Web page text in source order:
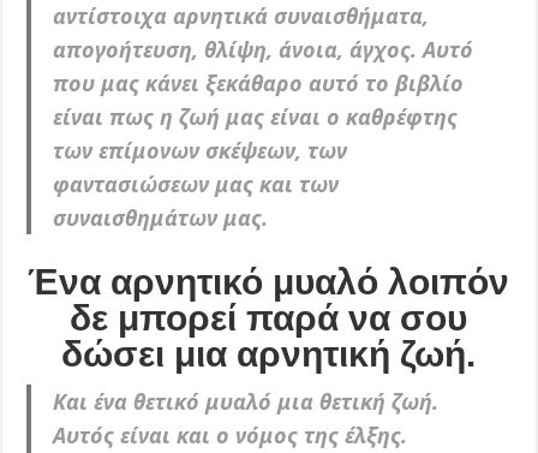
αντίστοιχα αρνητικά συναισθήματα,
απογοήτευση, θλίψη, άνοια, άγχος. Αυτό
που μας κάνει ξεκάθαρο αυτό το βιβλίο
είναι πως η ζωή μας είναι ο καθρέφτης
των επίμονων σκέψεων, των
φαντασιώσεων μας και των
συναισθημάτων μας.
Ένα αρνητικό μυαλό λοιπόν
δε μπορεί παρά να σου
δώσει μια αρνητική ζωή.
Και ένα θετικό μυαλό μια θετική ζωή.
Αυτός είναι και ο νόμος της έλξης.